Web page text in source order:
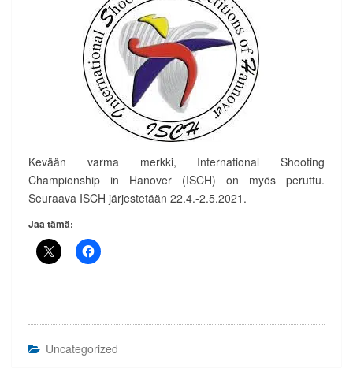
Kevään varma merkki, International Shooting
Championship in Hanover (ISCH) on myös peruttu.
Seuraava ISCH järjestetään 22.4.-2.5.2021.
Jaa tämä:
Uncategorized